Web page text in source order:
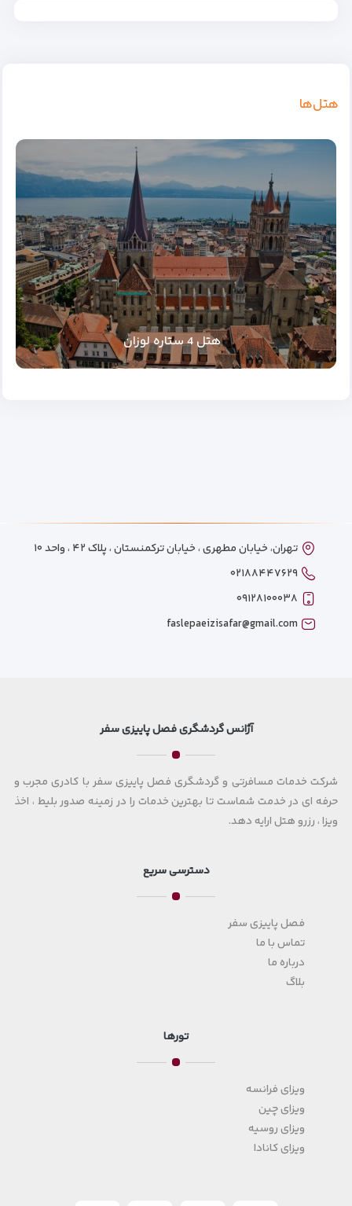
هتل‌ها
هتل 4 ستاره لوزان
تهران، خیابان مطهری ، خیابان ترکمنستان ، پلاک ۴۲ ، واحد ۱۰
۰۲۱۸۸۴۴۷۶۲۹
۰۹۱۲۸۱۰۰۰۳۸
faslepaeizisafar@gmail.com
آژانس گردشگری فصل پاییزی سفر
شرکت خدمات مسافرتی و گردشگری فصل پاییزی سفر با کادری مجرب و
حرفه ای در خدمت شماست تا بهترین خدمات را در زمینه صدور بلیط ، اخذ
ویزا ، رزرو هتل ارایه دهد.
دسترسی سریع
فصل پاییزی سفر
تماس با ما
درباره ما
بلاگ
تورها
ویزای فرانسه
ویزای چین
ویزای روسیه
ویزای کانادا